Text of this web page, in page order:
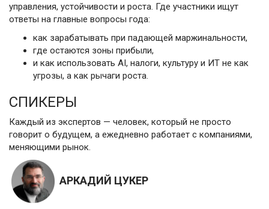
управления, устойчивости и роста. Где участники ищут
ответы на главные вопросы года:
как зарабатывать при падающей маржинальности,
где остаются зоны прибыли,
и как использовать AI, налоги, культуру и ИТ не как
угрозы, а как рычаги роста.
СПИКЕРЫ
Каждый из экспертов — человек, который не просто
говорит о будущем, а ежедневно работает с компаниями,
меняющими рынок.
АРКАДИЙ ЦУКЕР